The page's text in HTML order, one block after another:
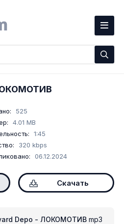
525
4.01 MB
1:45
320 kbps
06.12.2024
Скачать
Depo - ЛОКОМОТИВ mp3